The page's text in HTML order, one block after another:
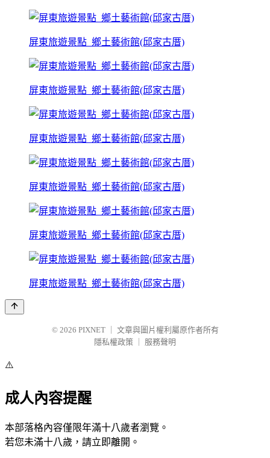
屏東旅遊景點_鄉土藝術館(邱家古厝)
屏東旅遊景點_鄉土藝術館(邱家古厝)
屏東旅遊景點_鄉土藝術館(邱家古厝)
屏東旅遊景點_鄉土藝術館(邱家古厝)
屏東旅遊景點_鄉土藝術館(邱家古厝)
屏東旅遊景點_鄉土藝術館(邱家古厝)
© 2026 PIXNET
文章與圖片權利屬原作者所有
隱私權政策
服務聲明
⚠️
成人內容提醒
本部落格內容僅限年滿十八歲者瀏覽。
若您未滿十八歲，請立即離開。